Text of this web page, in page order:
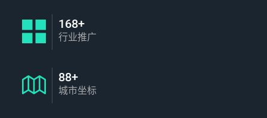
168+
行业推广
88+
城市坐标